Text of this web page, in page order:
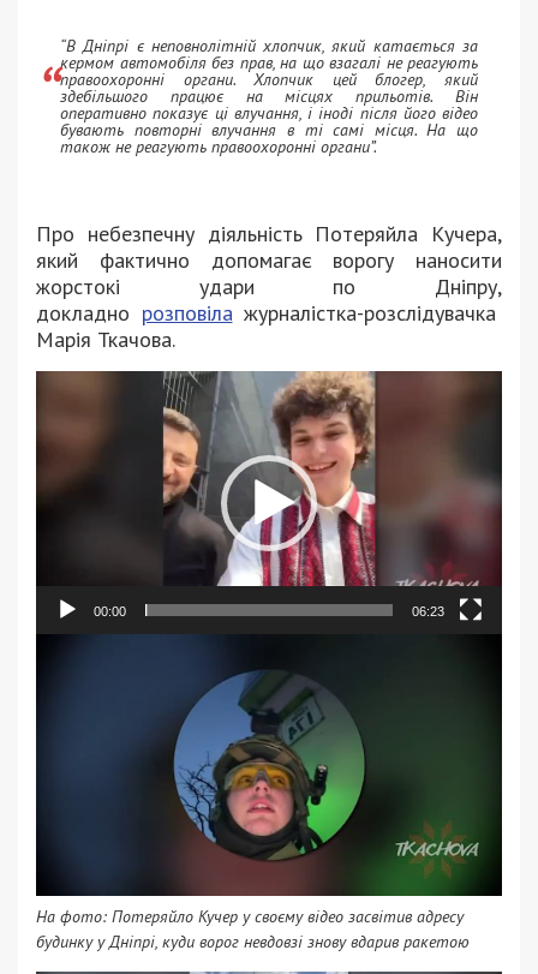
“В Дніпрі є неповнолітній хлопчик, який катається за
кермом автомобіля без прав, на що взагалі не реагують
правоохоронні органи. Хлопчик цей блогер, який
здебільшого працює на місцях прильотів. Він
оперативно показує ці влучання, і іноді після його відео
бувають повторні влучання в ті самі місця. На що
також не реагують правоохоронні органи”.
Про небезпечну діяльність Потеряйла Кучера,
який фактично допомагає ворогу наносити
жорстокі удари по Дніпру,
докладно розповілажурналістка-розслідувачка
Марія Ткачова.
00:00 06:23
На фото: Потеряйло Кучер у своєму відео засвітив адресу
будинку у Дніпрі, куди ворог невдовзі знову вдарив ракетою